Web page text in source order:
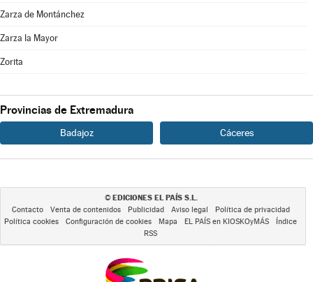
Zarza de Montánchez
Zarza la Mayor
Zorita
Provincias de Extremadura
Badajoz Cáceres
© EDICIONES EL PAÍS S.L.
Contacto Venta de contenidos Publicidad Aviso legal
Política de privacidad
Política cookies
Configuración de cookies Mapa EL PAÍS en KIOSKOyMÁS
Índice
RSS